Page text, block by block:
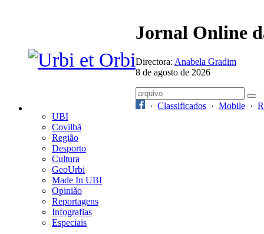
Jornal Online
Directora: Anabela Gradim
8 de agosto de 2026
· Classificados · Mobile ·
UBI
Covilhã
Região
Desporto
Cultura
GeoUrbi
Made In UBI
Opinião
Reportagens
Infografias
Especiais